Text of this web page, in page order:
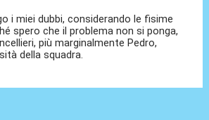
i miei dubbi, considerando le fisime
spero che il problema non si ponga,
più marginalmente Pedro,
della squadra.